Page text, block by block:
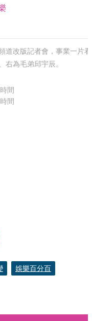
道改版記者會，事業一片看
為毛弟邱宇辰。
間
間
娛樂百分百